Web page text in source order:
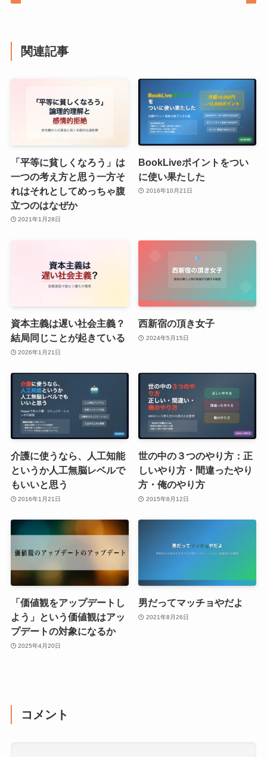
関連記事
「平等に貧しくなろう」は
一つの考え方と思う一方そ
れはそれとしてめっちゃ腹
立つのはなぜか
2021年1月28日
BookLiveポイントをつい
に使い果たした
2016年10月21日
資本主義は遅い社会主義？
結局同じことが起きている
2026年1月21日
西新宿の頂き女子
2024年5月15日
介護に使うなら、人工知能
というか人工無脳レベルで
もいいと思う
2016年1月21日
世の中の３つのやり方：正
しいやり方・間違ったやり
方・俺のやり方
2015年8月12日
「価値観をアップデートし
よう」という価値観はアッ
プデートの対象になるか
2025年4月20日
男だってマッチョやだよ
2021年8月26日
コメント